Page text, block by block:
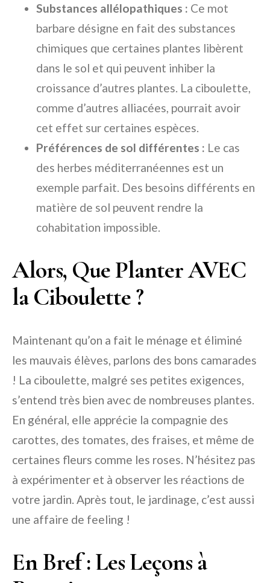
Substances allélopathiques : Ce mot
barbare désigne en fait des substances
chimiques que certaines plantes libèrent
dans le sol et qui peuvent inhiber la
croissance d’autres plantes. La ciboulette,
comme d’autres alliacées, pourrait avoir
cet effet sur certaines espèces.
Préférences de sol différentes : Le cas
des herbes méditerranéennes est un
exemple parfait. Des besoins différents en
matière de sol peuvent rendre la
cohabitation impossible.
Alors, Que Planter AVEC
la Ciboulette ?
Maintenant qu’on a fait le ménage et éliminé
les mauvais élèves, parlons des bons camarades
! La ciboulette, malgré ses petites exigences,
s’entend très bien avec de nombreuses plantes.
En général, elle apprécie la compagnie des
carottes, des tomates, des fraises, et même de
certaines fleurs comme les roses. N’hésitez pas
à expérimenter et à observer les réactions de
votre jardin. Après tout, le jardinage, c’est aussi
une affaire de feeling !
En Bref : Les Leçons à